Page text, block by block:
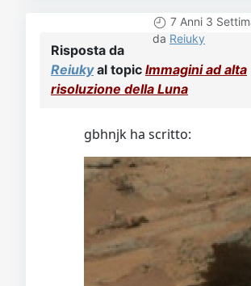
7 Anni 3
da Reiuky
Risposta da
Reiukyal topic Immagini ad alta
risoluzione della Luna
gbhnjk ha scritto: